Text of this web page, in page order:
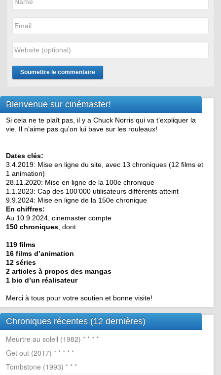
Bienvenue sur cinémaster!
Si cela ne te plaît pas, il y a Chuck Norris qui va t’expliquer la
vie. Il n’aime pas qu’on lui bave sur les rouleaux!
Dates clés:
3.4.2019: Mise en ligne du site, avec 13 chroniques (12 films et
1 animation)
28.11.2020: Mise en ligne de la 100e chronique
1.1.2023: Cap des 100’000 utilisateurs différents atteint
9.9.2024: Mise en ligne de la 150e chronique
En chiffres:
Au 10.9.2024, cinemaster compte
150 chroniques, dont:
119 films
16 films d’animation
12 séries
2 articles à propos des mangas
1 bio d’un réalisateur
Merci à tous pour votre soutien et bonne visite!
Chroniques récentes (12 dernières)
Meurtre au soleil (1982) * * * *
Get out (2017) * * * * *
Tombstone (1993) * * *